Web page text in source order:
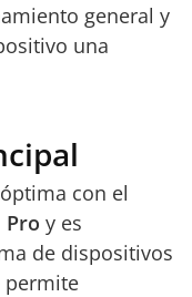
general y
una
con el
Pro y es
de dispositivos
permite